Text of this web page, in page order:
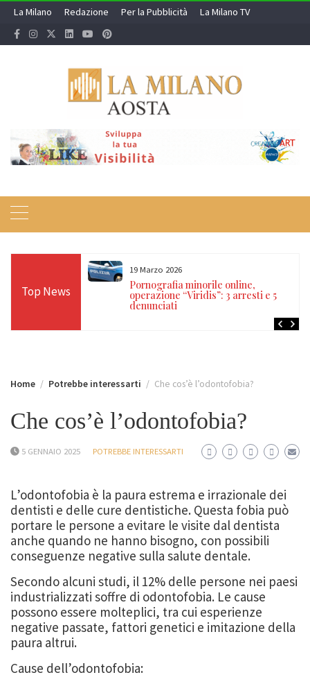
Skip
content
La Milano Redazione Per la Pubblicità La Milano TV
Top News
ore sulle Alpi:
Cervino e
19 Marzo 2026
Pornografia minorile online,
operazione “Viridis”: 3 arresti e 5
denunciati
Home Potrebbe interessarti Che cos’è l’odontofobia?
Che cos’è l’odontofobia?
5 GENNAIO 2025 POTREBBE INTERESSARTI
L’odontofobia è la paura estrema e irrazionale dei
dentisti e delle cure dentistiche. Questa fobia può
portare le persone a evitare le visite dal dentista
anche quando ne hanno bisogno, con possibili
conseguenze negative sulla salute dentale.
Secondo alcuni studi, il 12% delle persone nei paesi
industrializzati soffre di odontofobia. Le cause
possono essere molteplici, tra cui esperienze
negative passate, fattori genetici e imitazione della
paura altrui.
Cause dell’odontofobia: